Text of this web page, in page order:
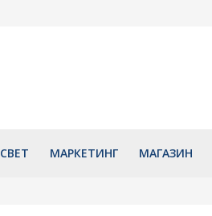
СВЕТ МАРКЕТИНГ МАГАЗИН